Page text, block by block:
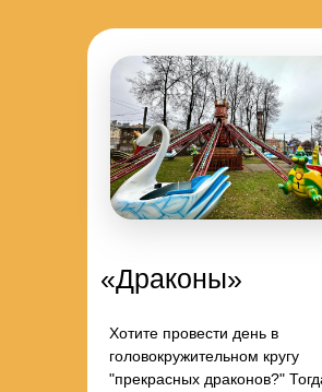
«Драконы»
Хотите провести день в
головокружительном кругу
"прекрасных драконов?"